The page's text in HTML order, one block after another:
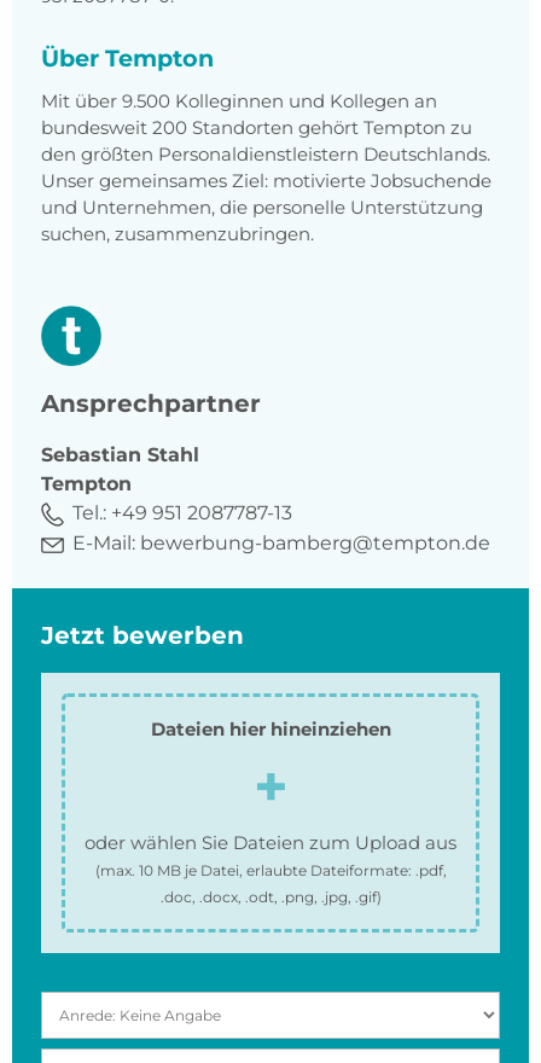
Über Tempton
Mit über 9.500 Kolleginnen und Kollegen an
bundesweit 200 Standorten gehört Tempton zu
den größten Personaldienstleistern Deutschlands.
Unser gemeinsames Ziel: motivierte Jobsuchende
und Unternehmen, die personelle Unterstützung
suchen, zusammenzubringen.
Ansprechpartner
Sebastian Stahl
Tempton
Tel.: +49 951 2087787-13
E-Mail: bewerbung-bamberg@tempton.de
Jetzt bewerben
Dateien hier hineinziehen
oder wählen Sie Dateien zum Upload aus
(max. 10 MBje Datei, erlaubte Dateiformate: .pdf,
.doc, .docx, .odt, .png, .jpg, .gif)